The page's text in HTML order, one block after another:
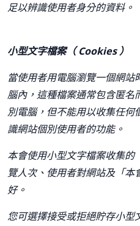
足以辨識使用者身分的資料。
小型文字檔案（ Cookies）
當使用者用電腦瀏覽一個網
腦內，這種檔案通常包含匿名
別電腦，但不能用以收集任何
識網站個別使用者的功能。
本會使用小型文字檔案收集
覽人次、使用者對網站及「本
好。
您可選擇接受或拒絕貯存小